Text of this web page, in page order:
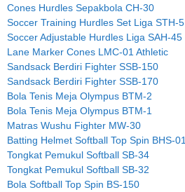
Cones Hurdles Sepakbola CH-30
Soccer Training Hurdles Set Liga STH-5
Soccer Adjustable Hurdles Liga SAH-45
Lane Marker Cones LMC-01 Athletic
Sandsack Berdiri Fighter SSB-150
Sandsack Berdiri Fighter SSB-170
Bola Tenis Meja Olympus BTM-2
Bola Tenis Meja Olympus BTM-1
Matras Wushu Fighter MW-30
Batting Helmet Softball Top Spin BHS-01
Tongkat Pemukul Softball SB-34
Tongkat Pemukul Softball SB-32
Bola Softball Top Spin BS-150